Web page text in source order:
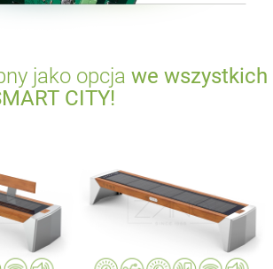
jako opcjawe wszystkich
CITY!